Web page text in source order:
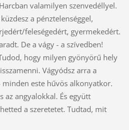
valamilyen szenvedéllyel.
a pénztelenséggel,
feleségedért, gyermekedért.
De a vágy - a szívedben!
hogy milyen gyönyörű hely
Vágyódsz arra a
este hűvös alkonyatkor.
az angyalokkal. És együtt
a szeretetet. Tudtad, mit